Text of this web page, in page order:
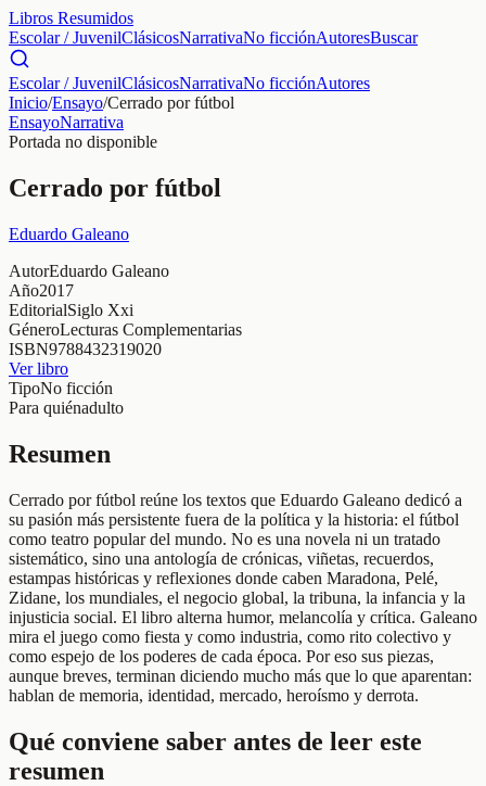
Libros Resumidos
Escolar / JuvenilClásicosNarrativaNo ficciónAutoresBuscar
Escolar / JuvenilClásicosNarrativaNo ficciónAutores
Inicio/Ensayo/Cerrado por fútbol
EnsayoNarrativa
Portada no disponible
Cerrado por fútbol
Eduardo Galeano
AutorEduardo Galeano
Año2017
EditorialSiglo Xxi
GéneroLecturas Complementarias
ISBN9788432319020
Ver libro
TipoNo ficción
Para quiénadulto
Resumen
Cerrado por fútbol reúne los textos que Eduardo Galeano dedicó a
su pasión más persistente fuera de la política y la historia: el fútbol
como teatro popular del mundo. No es una novela ni un tratado
sistemático, sino una antología de crónicas, viñetas, recuerdos,
estampas históricas y reflexiones donde caben Maradona, Pelé,
Zidane, los mundiales, el negocio global, la tribuna, la infancia y la
injusticia social. El libro alterna humor, melancolía y crítica. Galeano
mira el juego como fiesta y como industria, como rito colectivo y
como espejo de los poderes de cada época. Por eso sus piezas,
aunque breves, terminan diciendo mucho más que lo que aparentan:
hablan de memoria, identidad, mercado, heroísmo y derrota.
Qué conviene saber antes de leer este
resumen